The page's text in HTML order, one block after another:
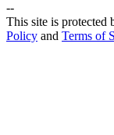
--
This site is
Policy and Terms of